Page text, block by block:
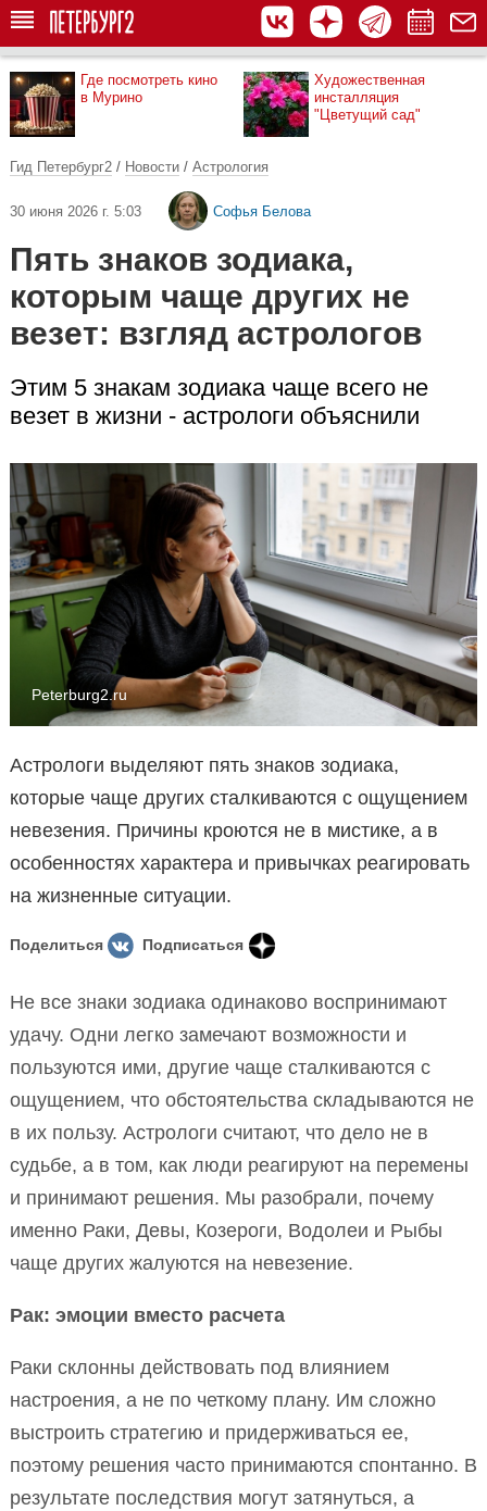
Где посмотреть кино
в Мурино
Художественная
инсталляция
"Цветущий сад"
Гид Петербург2 / Новости / Астрология
30 июня 2026 г. 5:03 Софья Белова
Пять знаков зодиака,
которым чаще других не
везет: взгляд астрологов
Этим 5 знакам зодиака чаще всего не
везет в жизни - астрологи объяснили
Peterburg2.ru
Астрологи выделяют пять знаков зодиака,
которые чаще других сталкиваются с ощущением
невезения. Причины кроются не в мистике, а в
особенностях характера и привычках реагировать
на жизненные ситуации.
Поделиться Подписаться
Не все знаки зодиака одинаково воспринимают
удачу. Одни легко замечают возможности и
пользуются ими, другие чаще сталкиваются с
ощущением, что обстоятельства складываются не
в их пользу. Астрологи считают, что дело не в
судьбе, а в том, как люди реагируют на перемены
и принимают решения. Мы разобрали, почему
именно Раки, Девы, Козероги, Водолеи и Рыбы
чаще других жалуются на невезение.
Рак: эмоции вместо расчета
Раки склонны действовать под влиянием
настроения, а не по четкому плану. Им сложно
выстроить стратегию и придерживаться ее,
поэтому решения часто принимаются спонтанно. В
результате последствия могут затянуться, а